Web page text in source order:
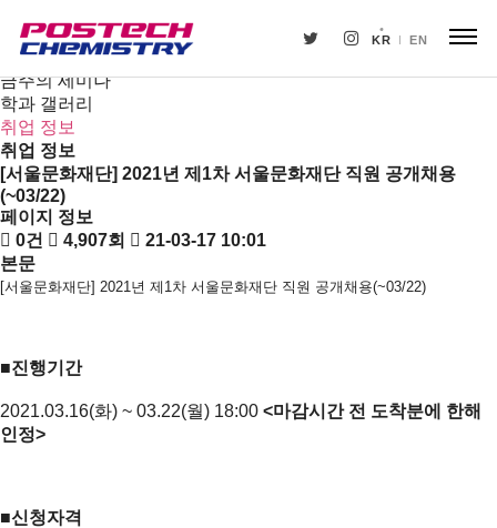
KR EN
뉴스
공지사항
금주의 세미나
학과 갤러리
취업 정보
취업 정보
[서울문화재단] 2021년 제1차 서울문화재단 직원 공개채용
(~03/22)
페이지 정보
0건
4,907회
21-03-17 10:01
본문
[서울문화재단] 2021년 제 1차 서울문화재단 직원 공개채용(~03/22)
■진행기간
2021.03.16(화) ~ 03.22(월) 18:00 <마감시간 전 도착분에
한해
인정>
■신청자격